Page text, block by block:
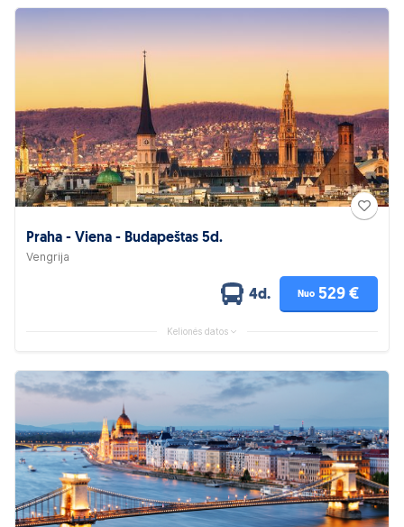
Praha - Viena - Budapeštas 5d.
Vengrija
4d. Nuo 529 €
Kelionės datos